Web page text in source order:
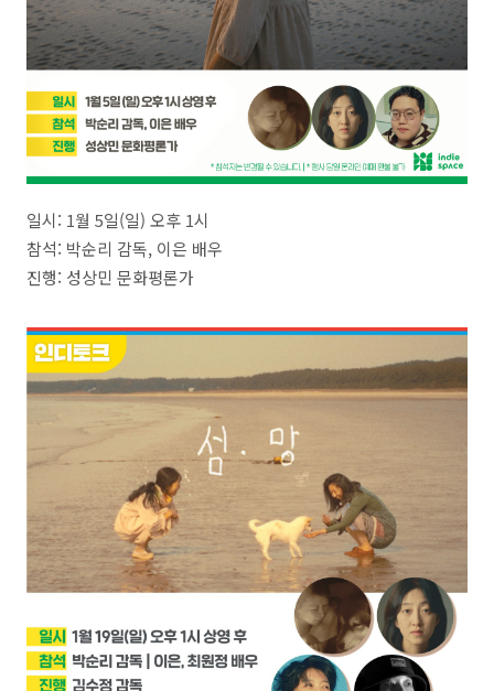
일시: 1월 5일(일) 오후 1시
참석: 박순리 감독, 이은 배우
진행: 성상민 문화평론가